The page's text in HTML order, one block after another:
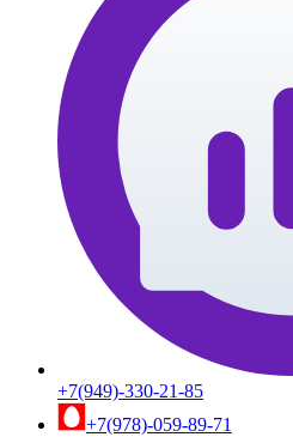
+7(949)-330-21-85
+7(978)-059-89-71